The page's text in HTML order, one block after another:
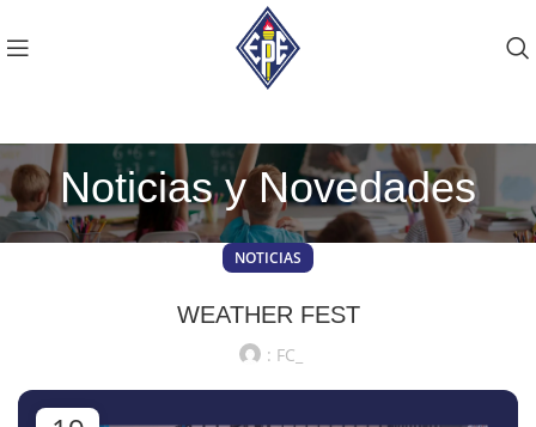
Noticias y Novedades
NOTICIAS
WEATHER FEST
: FC_